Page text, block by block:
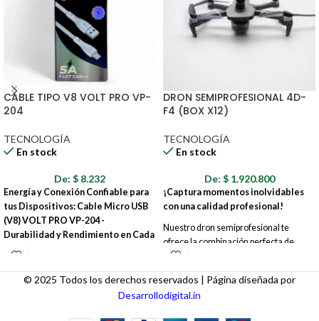
CABLE TIPO V8 VOLT PRO VP-
204
TECNOLOGÍA
En stock
De: $ 8.232
Energía y Conexión Confiable para
tus Dispositivos: Cable Micro USB
(V8) VOLT PRO VP-204 -
Durabilidad y Rendimiento en Cada
Carga y Transferencia
¿Necesitas un cable Micro USB (V8)
que ofrezca una carga rápida y estable,
además de una transferencia de datos
DRON SEMIPROFESIONAL 4D-
F4 (BOX X12)
TECNOLOGÍA
En stock
De: $1.920.800
¡Captura momentos inolvidables
con una calidad profesional!
Nuestro dron semiprofesional te
ofrece la combinación perfecta de
rendimiento y facilidad de uso. Con su
diseño elegante y compacto, este dron
es ideal para entusiastas de la
fotografía y el video que buscan llevar
© 2025 Todos los derechos reservados | Página diseñada por
Desarrollodigital.in